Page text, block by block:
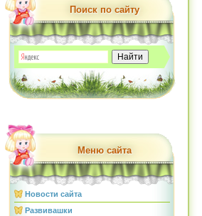
Поиск по сайту
Меню сайта
Новости сайта
Развивашки